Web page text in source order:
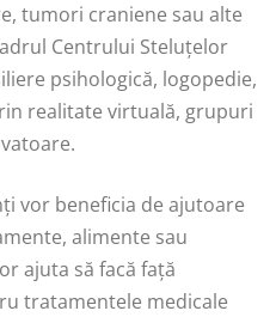
tumori craniene sau alte
Centrului Steluțelor
psihologică, logopedie,
realitate virtuală, grupuri
vor beneficia de ajutoare
alimente sau
ajuta să facă față
tratamentele medicale